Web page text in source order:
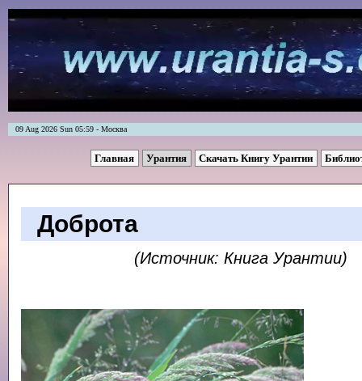
09 Aug 2026 Sun 05:59 - Москва
Главная Урантия Скачать Книгу Урантии
Доброта
(Источник: Книга Урантии)